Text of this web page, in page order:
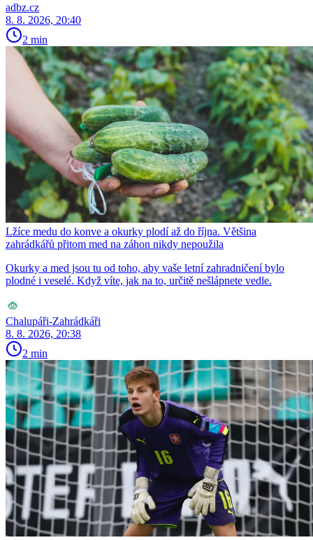
adbz.cz
8. 8. 2026, 20:40
2 min
Lžíce medu do konve a okurky plodí až do října. Většina
zahrádkářů přitom med na záhon nikdy nepoužila
Okurky a med jsou tu od toho, aby vaše letní zahradničení bylo
plodné i veselé. Když víte, jak na to, určitě nešlápnete vedle.
Chalupáři-Zahrádkáři
8. 8. 2026, 20:38
2 min